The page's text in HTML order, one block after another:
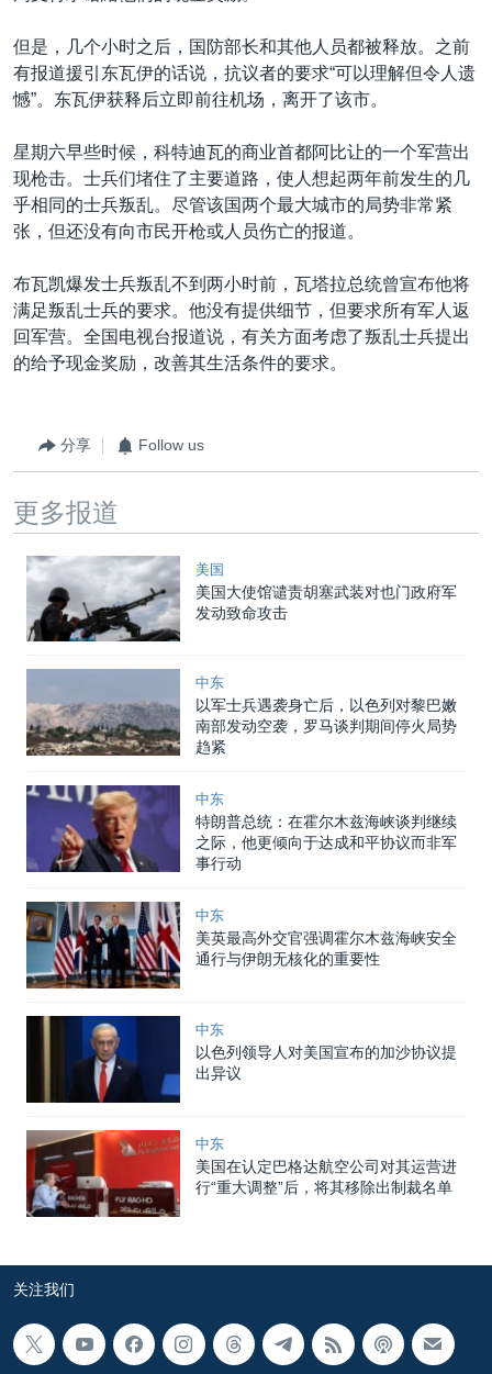
但是，几个小时之后，国防部长和其他人员都被释放。之前
有报道援引东瓦伊的话说，抗议者的要求“可以理解但令人遗
憾”。东瓦伊获释后立即前往机场，离开了该市。
星期六早些时候，科特迪瓦的商业首都阿比让的一个军营出
现枪击。士兵们堵住了主要道路，使人想起两年前发生的几
乎相同的士兵叛乱。尽管该国两个最大城市的局势非常紧
张，但还没有向市民开枪或人员伤亡的报道。
布瓦凯爆发士兵叛乱不到两小时前，瓦塔拉总统曾宣布他将
满足叛乱士兵的要求。他没有提供细节，但要求所有军人返
回军营。全国电视台报道说，有关方面考虑了叛乱士兵提出
的给予现金奖励，改善其生活条件的要求。
分享 Follow us
更多报道
美国
美国大使馆谴责胡塞武装对也门政府军
发动致命攻击
中东
以军士兵遇袭身亡后，以色列对黎巴嫩
南部发动空袭，罗马谈判期间停火局势
趋紧
中东
特朗普总统：在霍尔木兹海峡谈判继续
之际，他更倾向于达成和平协议而非军
事行动
中东
美英最高外交官强调霍尔木兹海峡安全
通行与伊朗无核化的重要性
中东
以色列领导人对美国宣布的加沙协议提
出异议
中东
美国在认定巴格达航空公司对其运营进
行“重大调整”后，将其移除出制裁名单
关注我们